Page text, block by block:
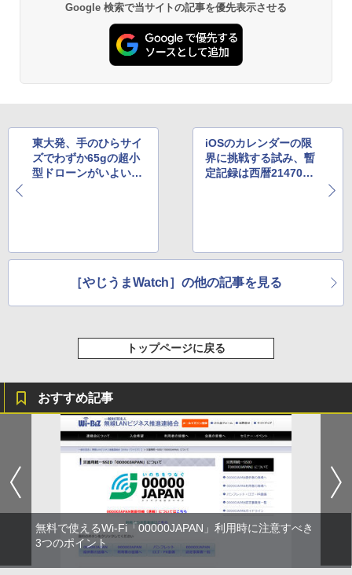
Google 検索で当サイトの記事を優先表示させる
東大発、手のひらサイ
ズでわずか65gの超小
型ドローンがいよいよ
iOSのカレンダーの限
界に挑戦する試み、暫
定記録は西暦214706
［やじうまWatch］の他の記事を見る
トップページに戻る
おすすめ記事
無料で使えるWi-Fi「00000JAPAN」利用時に注意すべき
3つのポイント